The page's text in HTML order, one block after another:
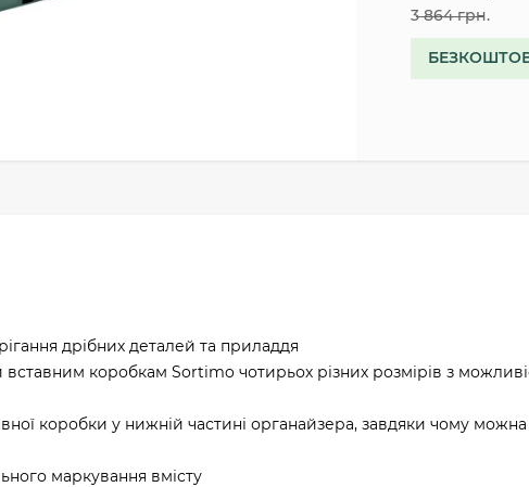
3 864 грн.
дрібних деталей та приладдя
коробкам Sortimo чотирьох різних розмірів з
коробки у нижній частині органайзера, завдяки чому можна
маркування вмісту